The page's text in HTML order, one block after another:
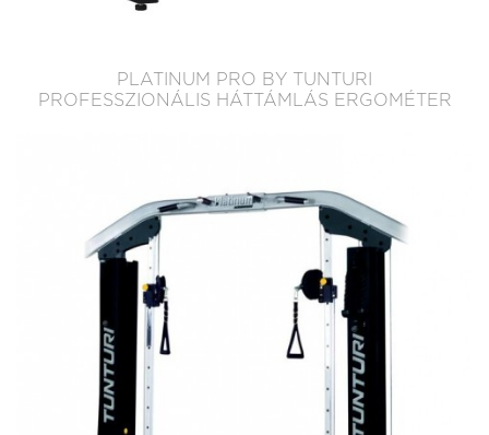
PLATINUM PRO BY TUNTURI
PROFESSZIONÁLIS HÁTTÁMLÁS ERGOMÉTER